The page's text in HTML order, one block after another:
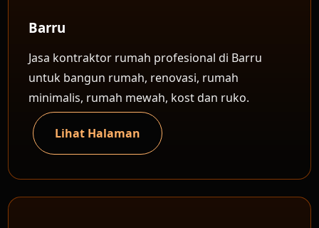
Barru
Jasa kontraktor rumah profesional di Barru
untuk bangun rumah, renovasi, rumah
minimalis, rumah mewah, kost dan ruko.
Lihat Halaman